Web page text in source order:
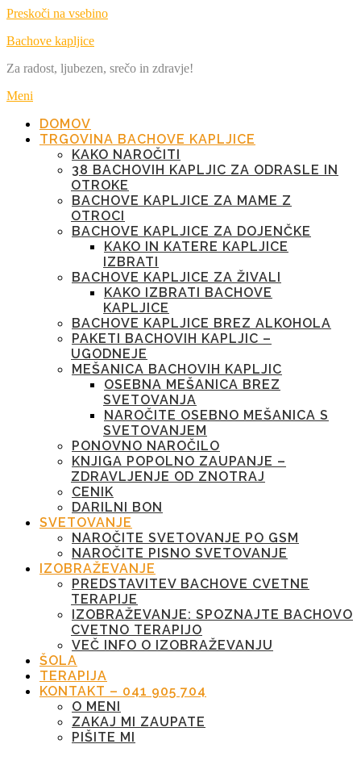
Preskoči na vsebino
Bachove kapljice
Za radost, ljubezen, srečo in zdravje!
Meni
DOMOV
TRGOVINA BACHOVE KAPLJICE
KAKO NAROČITI
38 BACHOVIH KAPLJIC ZA ODRASLE IN
OTROKE
BACHOVE KAPLJICE ZA MAME Z
OTROCI
BACHOVE KAPLJICE ZA DOJENČKE
KAKO IN KATERE KAPLJICE
IZBRATI
BACHOVE KAPLJICE ZA ŽIVALI
KAKO IZBRATI BACHOVE
KAPLJICE
BACHOVE KAPLJICE BREZ ALKOHOLA
PAKETI BACHOVIH KAPLJIC –
UGODNEJE
MEŠANICA BACHOVIH KAPLJIC
OSEBNA MEŠANICA BREZ
SVETOVANJA
NAROČITE OSEBNO MEŠANICA S
SVETOVANJEM
PONOVNO NAROČILO
KNJIGA POPOLNO ZAUPANJE –
ZDRAVLJENJE OD ZNOTRAJ
CENIK
DARILNI BON
SVETOVANJE
NAROČITE SVETOVANJE PO GSM
NAROČITE PISNO SVETOVANJE
IZOBRAŽEVANJE
PREDSTAVITEV BACHOVE CVETNE
TERAPIJE
IZOBRAŽEVANJE: SPOZNAJTE BACHOVO
CVETNO TERAPIJO
VEČ INFO O IZOBRAŽEVANJU
ŠOLA
TERAPIJA
KONTAKT – 041 905 704
O MENI
ZAKAJ MI ZAUPATE
PIŠITE MI